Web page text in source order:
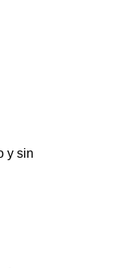
y sin